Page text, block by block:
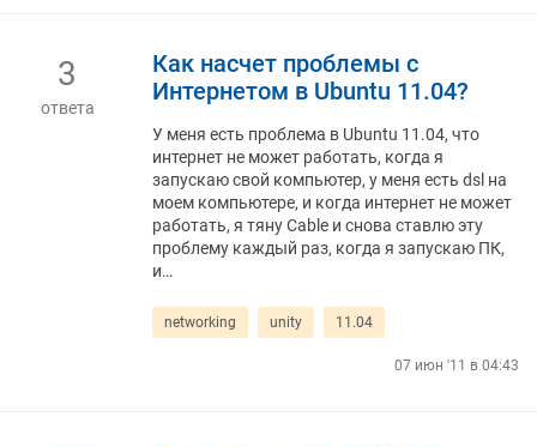
3
ответа
Как насчет проблемы с
Интернетом в Ubuntu 11.04?
У меня есть проблема в Ubuntu 11.04, что
интернет не может работать, когда я
запускаю свой компьютер, у меня есть dsl на
моем компьютере, и когда интернет не может
работать, я тяну Cable и снова ставлю эту
проблему каждый раз, когда я запускаю ПК,
и…
networking unity 11.04
07 июн '11 в 04:43